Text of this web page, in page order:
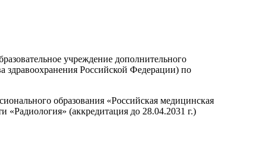
учреждение дополнительного
здравоохранения Российской Федерации) по
образования «Российская медицинская
«Радиология» (аккредитация до 28.04.2031 г.)